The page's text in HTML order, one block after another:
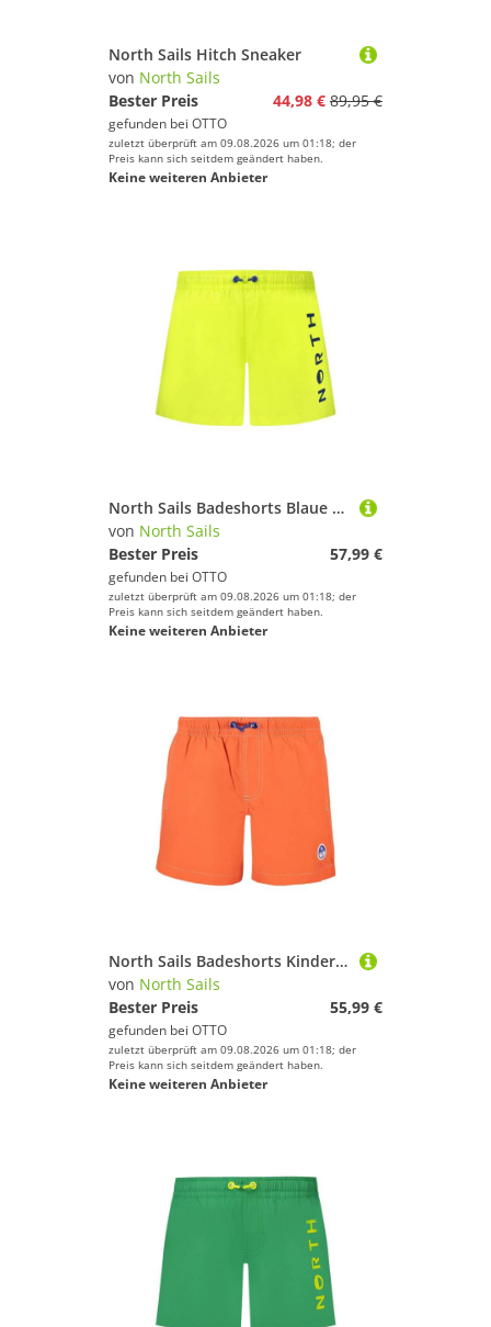
North Sails Hitch Sneaker
von North Sails
Bester Preis
44,98 € 89,95 €
gefunden bei OTTO
zuletzt überprüft am 09.08.2026 um 01:18; der
Preis kann sich seitdem geändert haben.
Keine weiteren Anbieter
North Sails Badeshorts Blaue Kinderbadehose mit Kontrastdetails und elastischem Bund
von North Sails
Bester Preis
57,99 €
gefunden bei OTTO
zuletzt überprüft am 09.08.2026 um 01:18; der
Preis kann sich seitdem geändert haben.
Keine weiteren Anbieter
North Sails Badeshorts Kinder Badehose Orange - Umweltfreundlich mit Praktischen Taschen
von North Sails
Bester Preis
55,99 €
gefunden bei OTTO
zuletzt überprüft am 09.08.2026 um 01:18; der
Preis kann sich seitdem geändert haben.
Keine weiteren Anbieter